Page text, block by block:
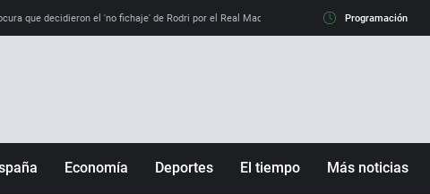
que decidieron el 'no fichaje' de Rodri por el Real Madrid y su 'sí' al Barça La llamada
Programación
Economía Deportes El tiempo Más noticias